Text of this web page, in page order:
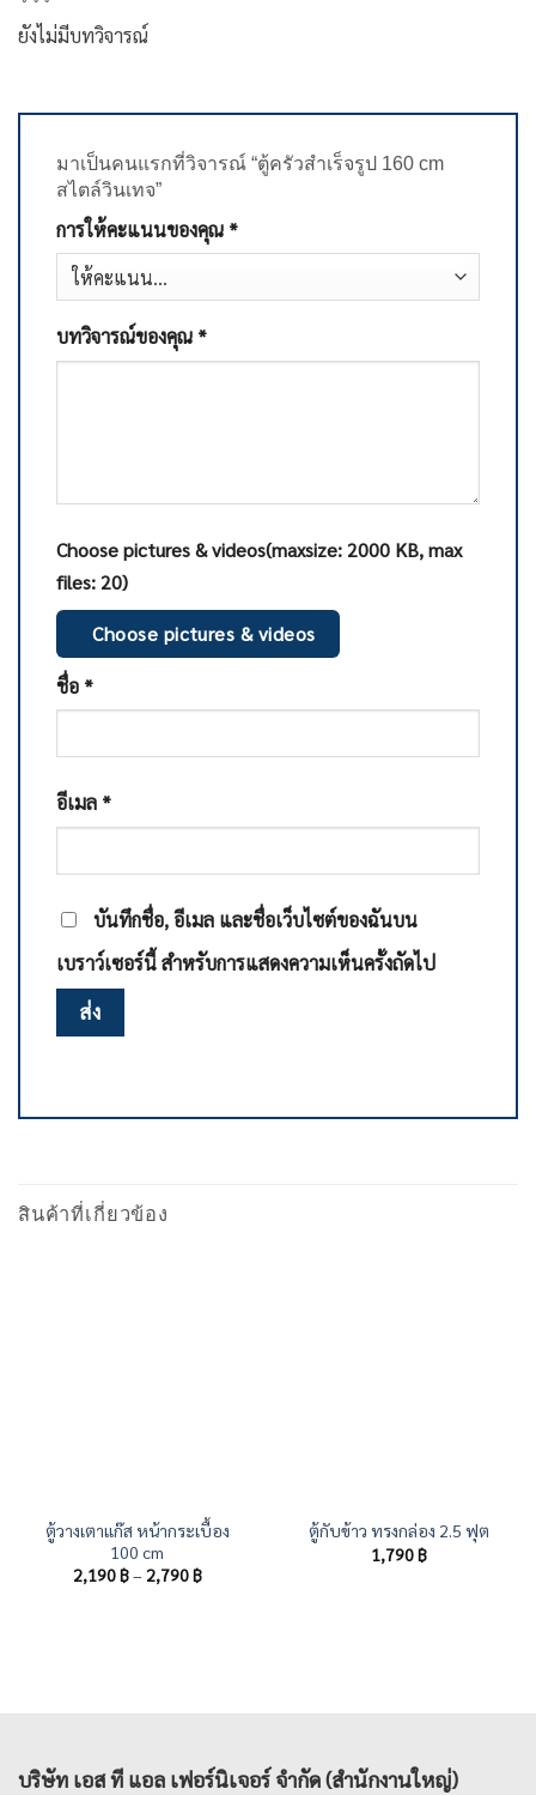
ยังไม่มีบทวิจารณ์
มาเป็นคนแรกที่วิจารณ์ “ตู้ครัวสำเร็จรูป 160 cm
สไตล์วินเทจ”
การให้คะแนนของคุณ *
บทวิจารณ์ของคุณ *
Choose pictures & videos(maxsize: 2000 KB, max
files: 20)
Choose pictures & videos
ชื่อ *
อีเมล *
บันทึกชื่อ, อีเมล และชื่อเว็บไซต์ของฉันบน
เบราว์เซอร์นี้ สำหรับการแสดงความเห็นครั้งถัดไป
สินค้าที่เกี่ยวข้อง
ตู้วางเตาแก๊ส หน้ากระเบื้อง
100 cm
2,190฿– 2,790฿Price
ตู้กับข้าว ทรงกล่อง 2.5 ฟุต
1,790฿
บริษัท เอส ที แอล เฟอร์นิเจอร์ จำกัด (สำนักงานใหญ่)